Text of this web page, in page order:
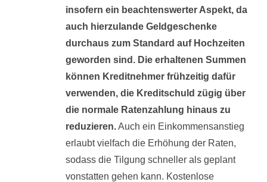
insofern ein beachtenswerter Aspekt, da
auch hierzulande Geldgeschenke
durchaus zum Standard auf Hochzeiten
geworden sind. Die erhaltenen Summen
können Kreditnehmer frühzeitig dafür
verwenden, die Kreditschuld zügig über
die normale Ratenzahlung hinaus zu
reduzieren.Auch ein Einkommensanstieg
erlaubt vielfach die Erhöhung der Raten,
sodass die Tilgung schneller als geplant
vonstatten gehen kann. Kostenlose